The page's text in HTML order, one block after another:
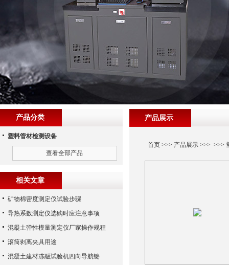
产品展示
首页>>> 产品展示>>> >>>
产品分类
塑料管材检测设备
查看全部产品
相关文章
矿物棉密度测定仪试验步骤
导热系数测定仪选购时应注意事项
混凝土弹性模量测定仪厂家操作规程
滚筒剥离夹具用途
混凝土建材冻融试验机四向导航键